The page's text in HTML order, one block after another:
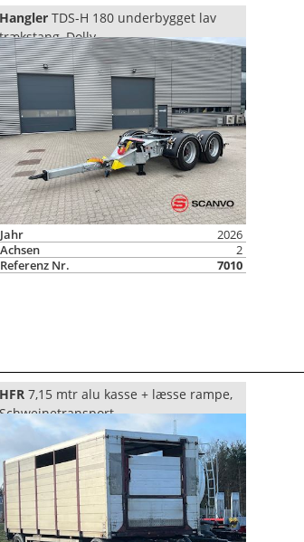
HanglerTDS-H 180 underbygget lav
Dolly
Jahr
2026
Achsen
2
Referenz Nr.
7010
HFR7,15 mtr alu kasse + læsse rampe,